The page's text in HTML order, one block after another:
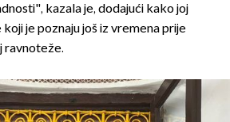
kazala je, dodajući kako joj
je poznaju još iz vremena prije
ravnoteže.